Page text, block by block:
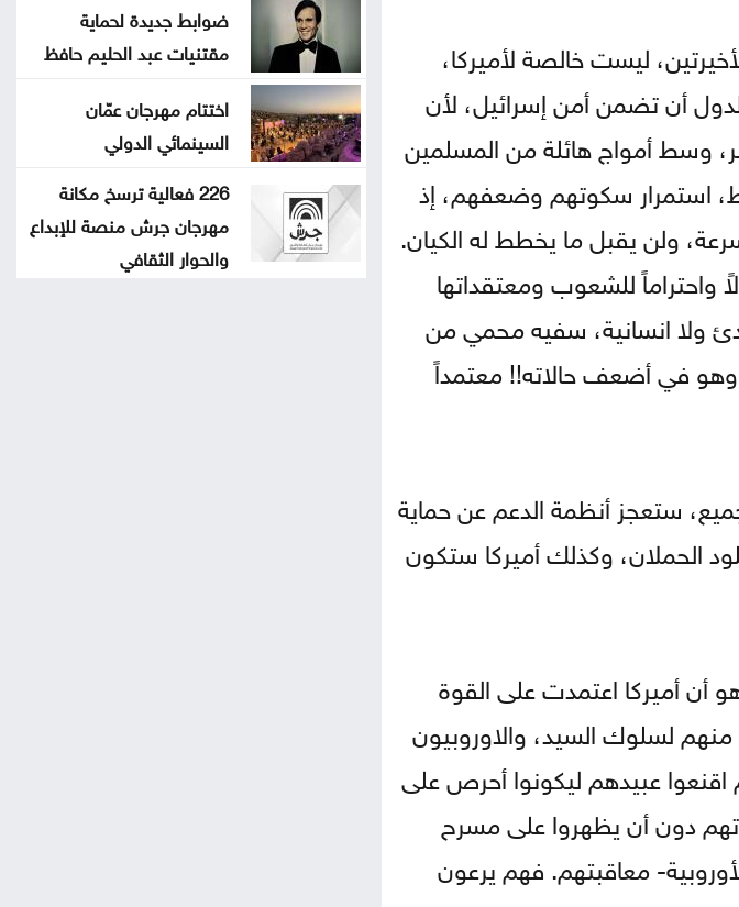
ليست خالصة لأميركا،
أن تضمن أمن إسرائيل، لأن
وسط أمواج هائلة من المسلمين
استمرار سكوتهم وضعفهم، إذ
ولن يقبل ما يخطط له الكيان.
واحتراماً للشعوب ومعتقداتها
ولا انسانية، سفيه محمي من
وهو في أضعف حالاته!! معتمداً
ستعجز أنظمة الدعم عن حماية
الحملان، وكذلك أميركا ستكون
هو أن أميركا اعتمدت على القوة
لسلوك السيد، والاوروبيون
اقنعوا عبيدهم ليكونوا أحرص على
دون أن يظهروا على مسرح
معاقبتهم. فهم يرعون
ضوابط جديدة لحماية
مقتنيات عبد الحليم حافظ
اختتام مهرجان عمّان
السينمائي الدولي
226 فعالية ترسخ مكانة
مهرجان جرش منصة للإبداع
والحوار الثقافي